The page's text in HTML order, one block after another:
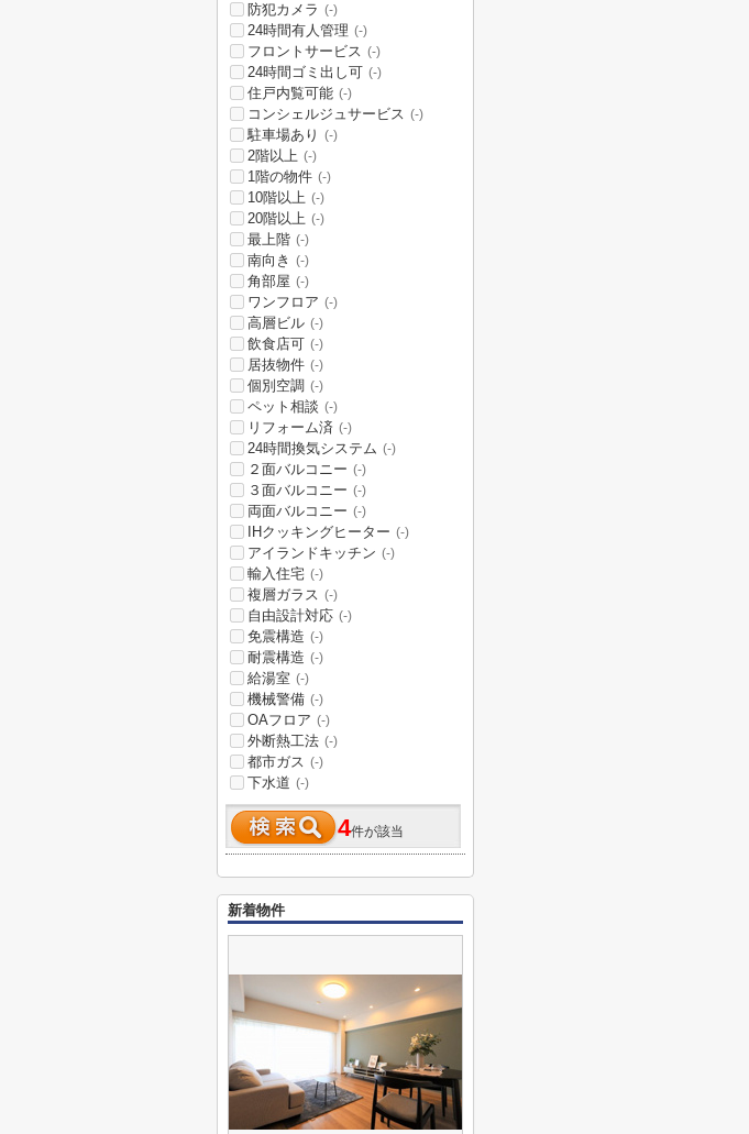
防犯カメラ (-)
24時間有人管理 (-)
フロントサービス (-)
24時間ゴミ出し可 (-)
住戸内覧可能 (-)
コンシェルジュサービス (-)
駐車場あり (-)
2階以上 (-)
1階の物件 (-)
10階以上 (-)
20階以上 (-)
最上階 (-)
南向き (-)
角部屋 (-)
ワンフロア (-)
高層ビル (-)
飲食店可 (-)
居抜物件 (-)
個別空調 (-)
ペット相談 (-)
リフォーム済 (-)
24時間換気システム (-)
２面バルコニー (-)
３面バルコニー (-)
両面バルコニー (-)
IHクッキングヒーター (-)
アイランドキッチン (-)
輸入住宅 (-)
複層ガラス (-)
自由設計対応 (-)
免震構造 (-)
耐震構造 (-)
給湯室 (-)
機械警備 (-)
OAフロア (-)
外断熱工法 (-)
都市ガス (-)
下水道 (-)
4件が該当
新着物件